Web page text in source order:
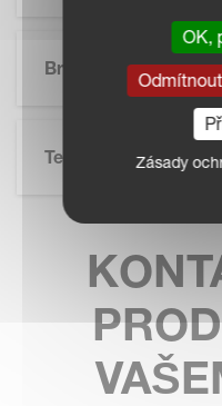
Brožura
Technické Údaje
OK,
Zásady